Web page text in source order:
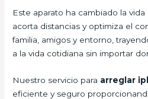
Este aparato ha cambiado la
acorta distancias y optimiza el
familia, amigos y entorno,
a la vida cotidiana sin importar
Nuestro servicio para arreglar
eficiente y seguro